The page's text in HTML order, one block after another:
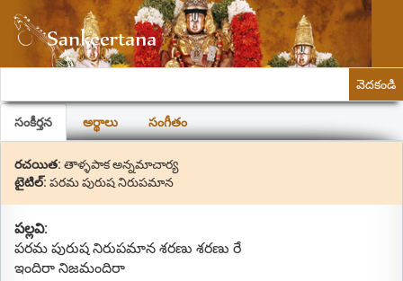
వెదకండి
సంకీర్తన అర్థాలు సంగీతం
రచయిత: తాళ్ళపాక అన్నమాచార్య
టైటిల్: పరమ పురుష నిరుపమాన
పల్లవి:
పరమ పురుష నిరుపమాన శరణు శరణు రే
ఇందిరా నిజమందిరా